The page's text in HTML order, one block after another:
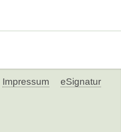
Impressum eSignatur